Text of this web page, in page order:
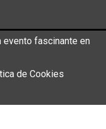
evento fascinante en
de Cookies